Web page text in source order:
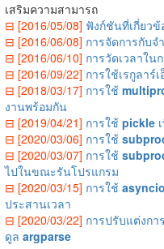
เสริมความสามารถ
⊟ [2016/05/08] ฟังก์ชันที่เกี่ยว
⊟ [2016/06/08] การจัดการกับ
⊟ [2016/06/10] การวัดเวลาใน
⊟ [2016/09/22] การใช้เรกูลาร์
⊟ [2018/03/17] การใช้
งานพร้อมกัน
⊟ [2019/04/21] การใช้ pickle
⊟ [2020/03/06] การใช้
⊟ [2020/03/07] การใช้
ไปในขณะรันโปรแกรม
⊟ [2020/03/15] การใช้ asyncio
ประสานเวลา
⊟ [2020/03/22] การปรับแต่งก
ดูล argparse